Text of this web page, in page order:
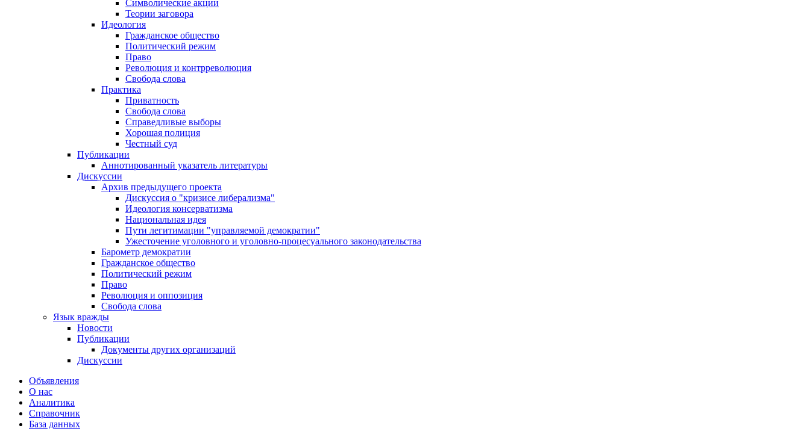
Символические акции
Теории заговора
Идеология
Гражданское общество
Политический режим
Право
Революция и контрреволюция
Свобода слова
Практика
Приватность
Свобода слова
Справедливые выборы
Хорошая полиция
Честный суд
Публикации
Аннотированный указатель литературы
Дискуссии
Архив предыдущего проекта
Дискуссия о "кризисе либерализма"
Идеология консерватизма
Национальная идея
Пути легитимации "управляемой демократии"
Ужесточение уголовного и уголовно-процесуального законодательства
Барометр демократии
Гражданское общество
Политический режим
Право
Революция и оппозиция
Свобода слова
Язык вражды
Новости
Публикации
Документы других организаций
Дискуссии
Объявления
О нас
Аналитика
Справочник
База данных